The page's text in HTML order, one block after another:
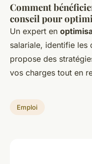
Comment
conseil pour
Un expert en
salariale, identifie
propose des
vos charges tout en
Emploi